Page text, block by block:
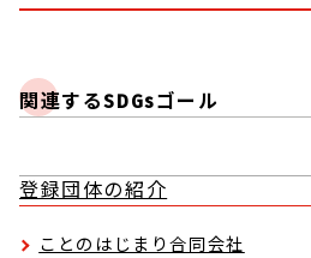
関連するSDGsゴール
登録団体の紹介
ことのはじまり合同会社